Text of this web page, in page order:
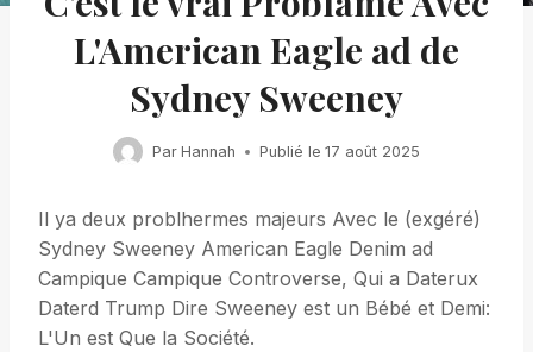
L'American Eagle ad de
Sydney Sweeney
Par Hannah Publié le 17 août 2025
Il ya deux problhermes majeurs Avec le (exgéré)
Sydney Sweeney American Eagle Denim ad
Campique Campique Controverse, Qui a Daterux
Daterd Trump Dire Sweeney est un Bébé et Demi:
L'Un est Que la Société.